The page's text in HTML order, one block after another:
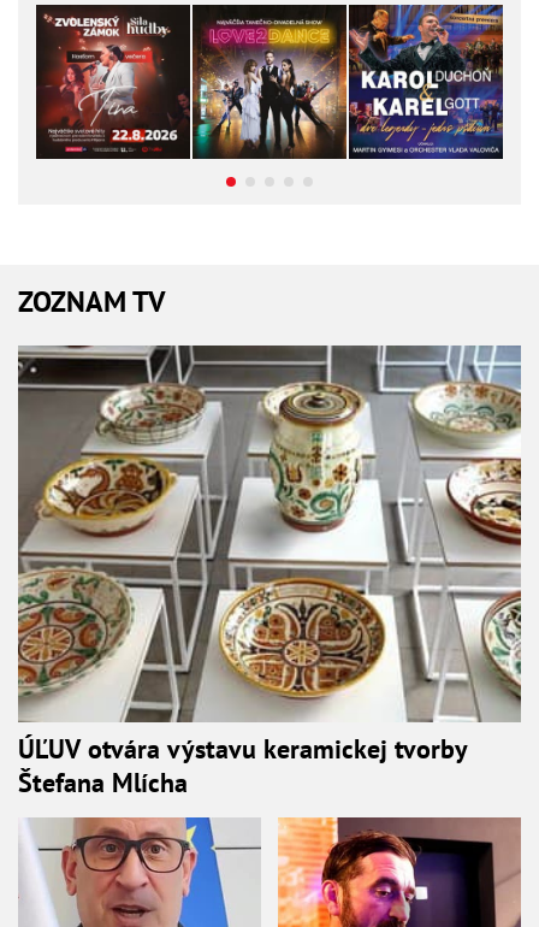
ZOZNAM TV
ÚĽUV otvára výstavu keramickej tvorby
Štefana Mlícha